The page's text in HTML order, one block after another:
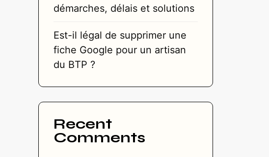
démarches, délais et solutions
Est-il légal de supprimer une
fiche Google pour un artisan
du BTP ?
Recent
Comments